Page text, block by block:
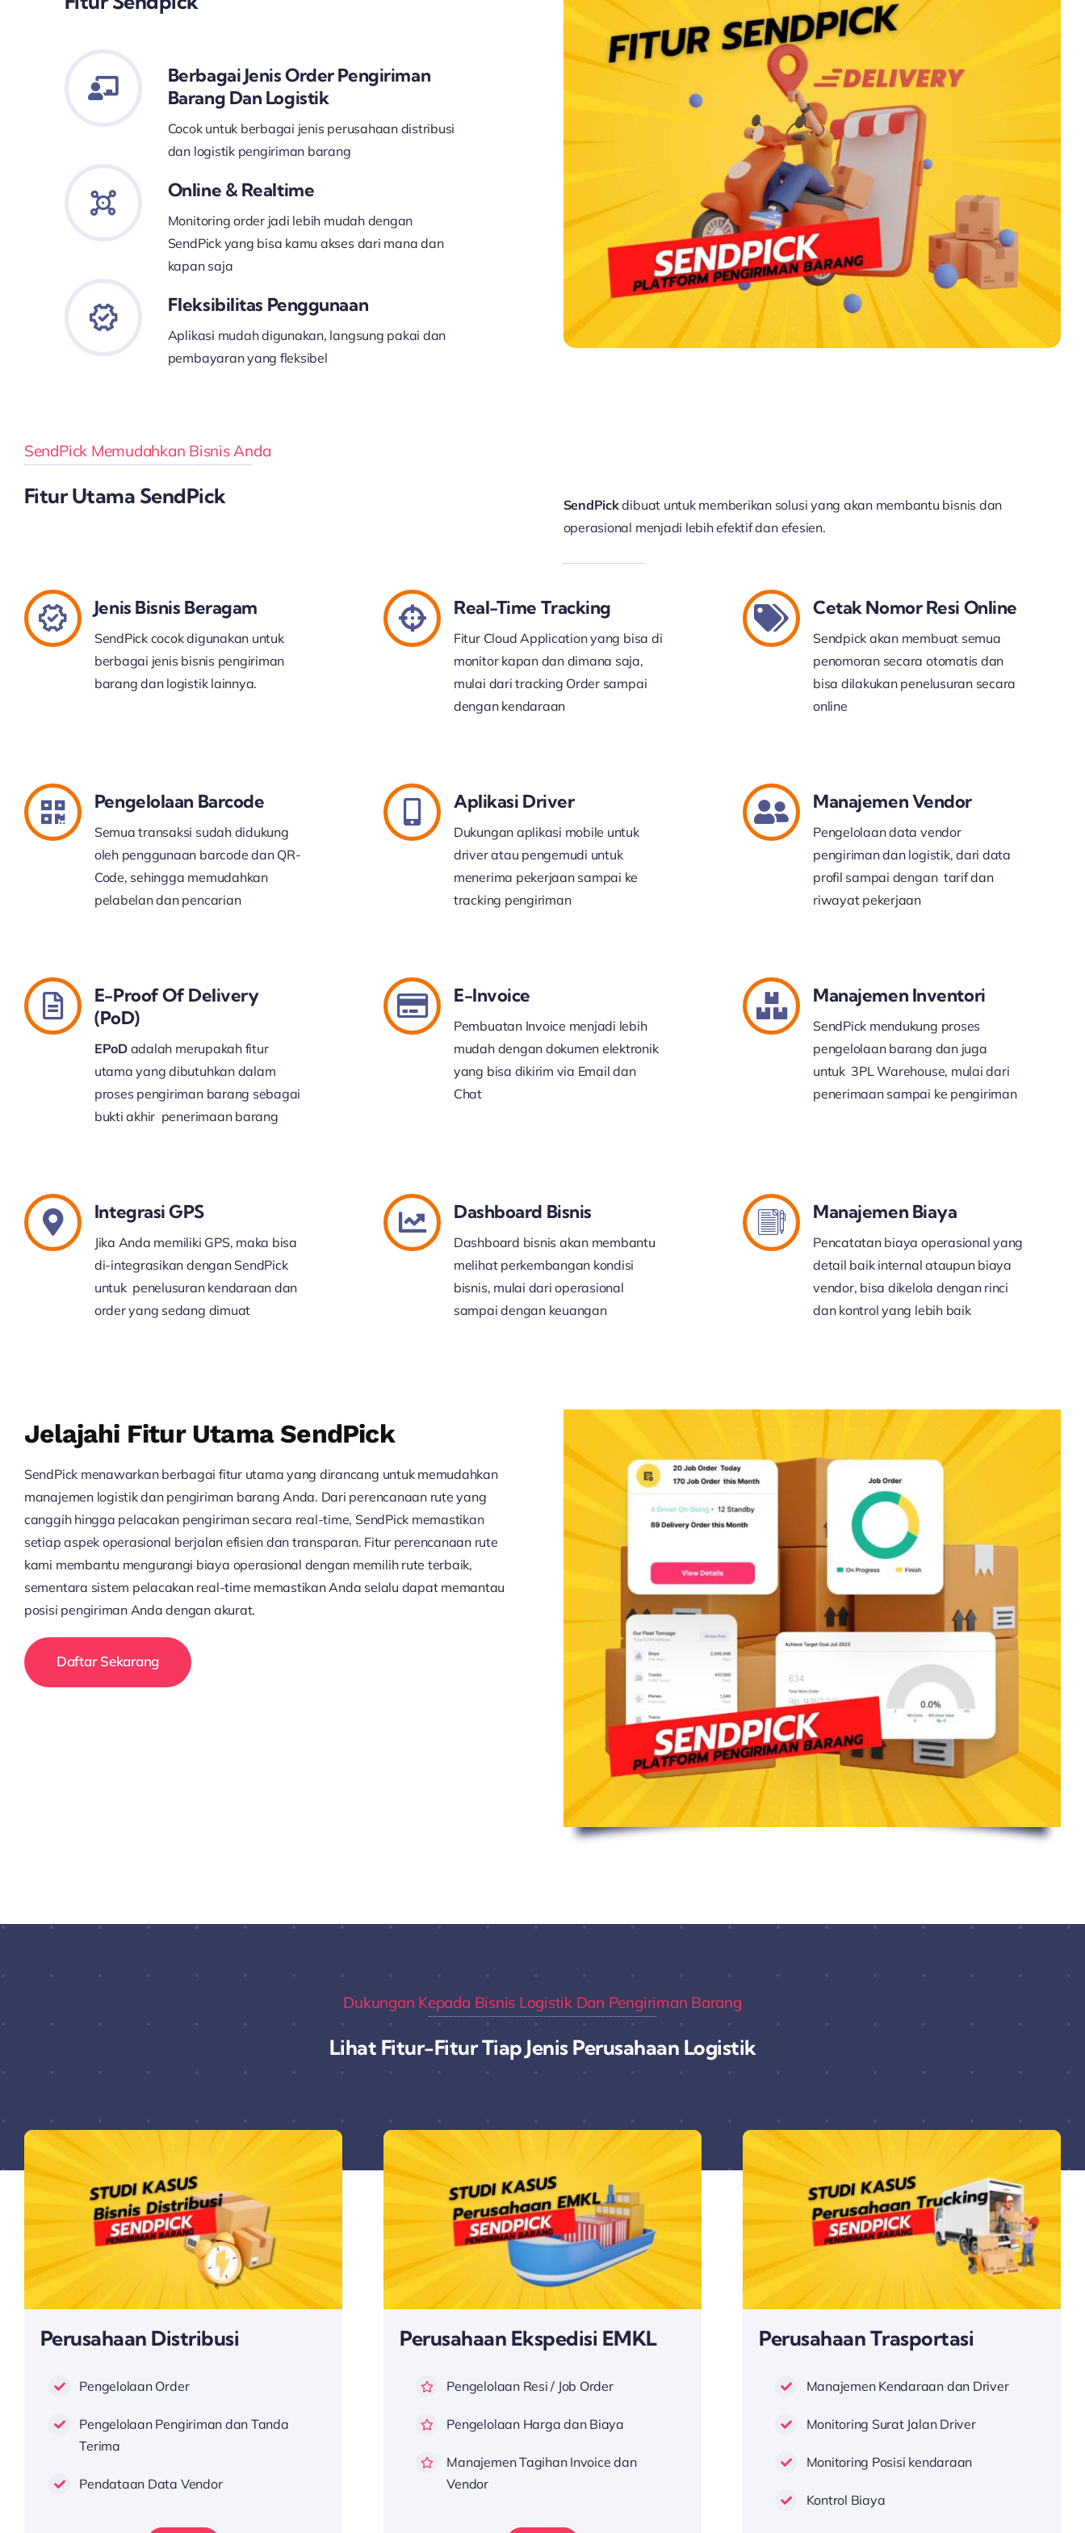
Berbagai Jenis Order Pengiriman
Barang Dan Logistik
Cocok untuk berbagai jenis perusahaan distribusi
dan logistik pengiriman barang
Online & Realtime
Monitoring order jadi lebih mudah dengan
SendPick yang bisa kamu akses dari mana dan
kapan saja
Fleksibilitas Penggunaan
Aplikasi mudah digunakan, langsung pakai dan
pembayaran yang fleksibel
SendPick Memudahkan Bisnis Anda
Fitur Utama SendPick SendPickdibuat untuk memberikan solusi yang akan membantu bisnis dan
operasional menjadi lebih efektif dan efesien.
Jenis Bisnis Beragam
SendPick cocok digunakan untuk
berbagai jenis bisnis pengiriman
barang dan logistik lainnya.
Real-Time Tracking
Fitur Cloud Application yang bisa di
monitor kapan dan dimana saja,
mulai dari tracking Order sampai
dengan kendaraan
Cetak Nomor Resi Online
Sendpick akan membuat semua
penomoran secara otomatis dan
bisa dilakukan penelusuran secara
online
Pengelolaan Barcode
Semua transaksi sudah didukung
oleh penggunaan barcode dan QR-
Code, sehingga memudahkan
pelabelan dan pencarian
Aplikasi Driver
Dukungan aplikasi mobile untuk
driver atau pengemudi untuk
menerima pekerjaan sampai ke
tracking pengiriman
Manajemen Vendor
Pengelolaan data vendor
pengiriman dan logistik, dari data
profil sampai dengan tarif dan
riwayat pekerjaan
E-Proof Of Delivery
(PoD)
EPoDadalah merupakah fitur
utama yang dibutuhkan dalam
proses pengiriman barang sebagai
bukti akhir penerimaan barang
E-Invoice
Pembuatan Invoice menjadi lebih
mudah dengan dokumen elektronik
yang bisa dikirim via Email dan
Chat
Manajemen Inventori
SendPick mendukung proses
pengelolaan barang dan juga
untuk 3PL Warehouse, mulai dari
penerimaan sampai ke pengiriman
Integrasi GPS
Jika Anda memiliki GPS, maka bisa
di-integrasikan dengan SendPick
untuk penelusuran kendaraan dan
order yang sedang dimuat
Dashboard Bisnis
Dashboard bisnis akan membantu
melihat perkembangan kondisi
bisnis, mulai dari operasional
sampai dengan keuangan
Manajemen Biaya
Pencatatan biaya operasional yang
detail baik internal ataupun biaya
vendor, bisa dikelola dengan rinci
dan kontrol yang lebih baik
Jelajahi Fitur Utama SendPick
SendPick menawarkan berbagai fitur utama yang dirancang untuk memudahkan
manajemen logistik dan pengiriman barang Anda. Dari perencanaan rute yang
canggih hingga pelacakan pengiriman secara real-time, SendPick memastikan
setiap aspek operasional berjalan efisien dan transparan. Fitur perencanaan rute
kami membantu mengurangi biaya operasional dengan memilih rute terbaik,
sementara sistem pelacakan real-time memastikan Anda selalu dapat memantau
posisi pengiriman Anda dengan akurat.
Daftar Sekarang
Dukungan Kepada Bisnis Logistik Dan Pengiriman Barang
Lihat Fitur-Fitur Tiap Jenis Perusahaan Logistik
Perusahaan Distribusi
Pengelolaan Order
Pengelolaan Pengiriman dan Tanda
Terima
Pendataan Data Vendor
Perusahaan Ekspedisi EMKL
Pengelolaan Resi / Job Order
Pengelolaan Harga dan Biaya
Manajemen Tagihan Invoice dan
Vendor
Perusahaan Trasportasi
Manajemen Kendaraan dan Driver
Monitoring Surat Jalan Driver
Monitoring Posisi kendaraan
Kontrol Biaya